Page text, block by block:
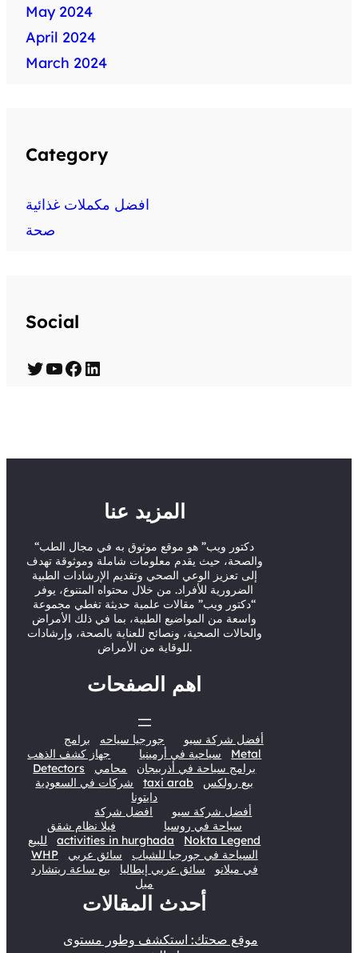
May 2024
April 2024
March 2024
Category
افضل مكملات غذائية
صحة
Social
T
t
Y
T
F
e
k
L
k
n
المزيد عنا
“دكتور ويب” هو موقع موثوق به في مجال الطب
والصحة، حيث يقدم معلومات شاملة وموثوقة تهدف
إلى تعزيز الوعي الصحي وتقديم الإرشادات الطبية
الضرورية للأفراد. من خلال محتواه المتنوع، يوفر
“دكتور ويب” مقالات علمية حديثة تغطي مجموعة
واسعة من المواضيع الطبية، بما في ذلك الأمراض
والحالات الصحية، ونصائح للعناية بالصحة، وإرشادات
للوقاية من الأمراض.
اهم الصفحات
أفضل شركة سيو جورجيا سياحه
برامج
سياحية في أرمينيا
جهاز كشف الذهب
Metal
Detectors
برامج سياحة في أذربيجان
محامي
شركات في السعودية
taxi arab
بيع رولكس
دايتونا
أفضل شركة سيو
افضل شركة
سياحة في روسيا
فيلا نظام شقق
للبيع
activities in hurghada
Nokta Legend
WHP
السياحة في جورجيا للشباب
سائق عربي
في ميلانو
سائق عربي إيطاليا
بيع ساعة ريتشارد
ميل
أحدث المقالات
موقع صحتك: استكشف وطور مستوى